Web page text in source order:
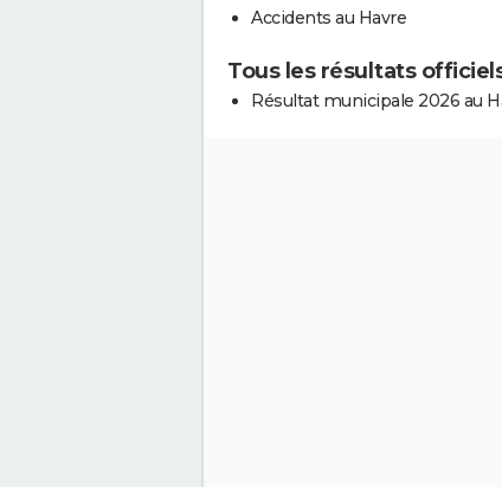
Accidents au Havre
Tous les résultats
Résultat municipale 2026 au